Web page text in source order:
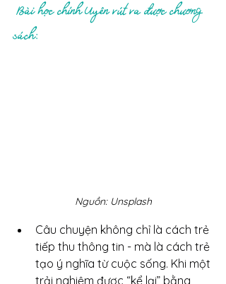
Bài học chính Uyên rút ra được chương
sách:
Nguồn: Unsplash
Câu chuyện không chỉ là cách trẻ
tiếp thu thông tin - mà là cách trẻ
tạo ý nghĩa từ cuộc sống. Khi một
trải nghiệm được “kể lại” bằng